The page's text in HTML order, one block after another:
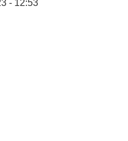
- 12:53